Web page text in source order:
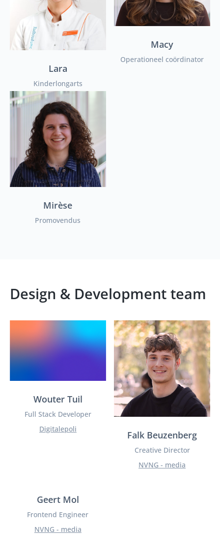
Lara
Kinderlongarts
Macy
Operationeel coördinator
Mirèse
Promovendus
Design & Development team
Wouter Tuil
Full Stack Developer
Digitalepoli
Falk Beuzenberg
Creative Director
NVNG - media
Geert Mol
Frontend Engineer
NVNG - media